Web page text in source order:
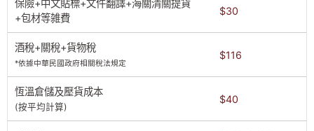
保險+中文貼標+文件翻譯+海關清關提貨
+包材等雑費
$30
酒稅+關稅+貨物稅
*依據中華民國政府相關稅法規定
$116
恆溫倉儲及壓貨成本
(按平均計算)
$40